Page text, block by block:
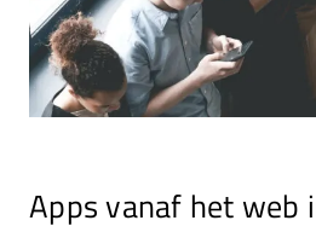
Apps vanaf het web